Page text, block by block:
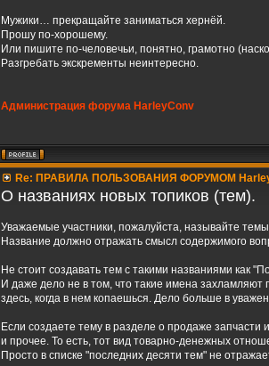
Мужики… прекращайте заниматься хернёй.
Прошу по-хорошему.
Или пишите по-человечьи, понятно, грамотно
Разгребать экскременты неинтересно.
Администрация форума HarleyConv
Re: ПРАВИЛА ПОЛЬЗОВАНИЯ ФОРУМОМ
О названиях новых топиков (тем).
Уважаемые участники, пожалуйста, называйте
Название должно отражать смысл содержимого
Не стоит создавать тем с такими названиями как
И даже дело не в том, что такие имена захламляют
здесь, когда в нем копаешься. Дело больше в
Если создаете тему в разделе о продаже
и прочее. То есть, тот вид товарно-денежных
Просто в списке "последних десяти тем" не